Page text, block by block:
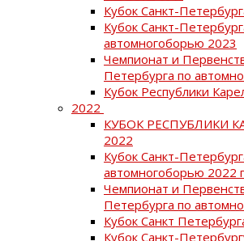
Кубок Санкт-
Кубок Санкт-
автомногоборью 2023
Чемпионат и
Петербурга по
Кубок Республики
2022
КУБОК РЕСПУБЛИКИ
2022
Кубок Санкт-
автомногоборью 2022
Чемпионат и
Петербурга по
Кубок Санкт
Кубок Санкт-